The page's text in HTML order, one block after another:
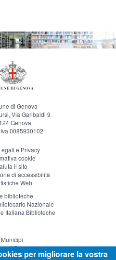
di Genova
Via Garibaldi 9
Genova
Iva 0085930102
e Privacy
cookie
il sito
di accessibilità
Web
biblioteche
Nazionale
Italiana Biblioteche
Municipi
di Genova
Teatroper migliorare la vostra